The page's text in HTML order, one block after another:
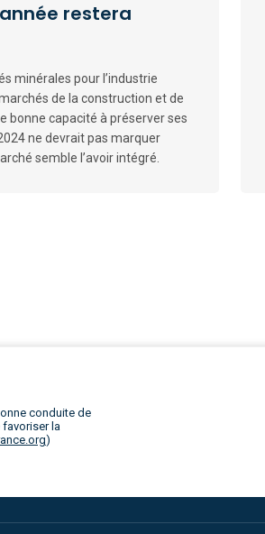
restera
minérales pour l’industrie
de la construction et de
bonne capacité à préserver ses
ne devrait pas marquer
semble l’avoir intégré.
conduite de
favoriser la
)